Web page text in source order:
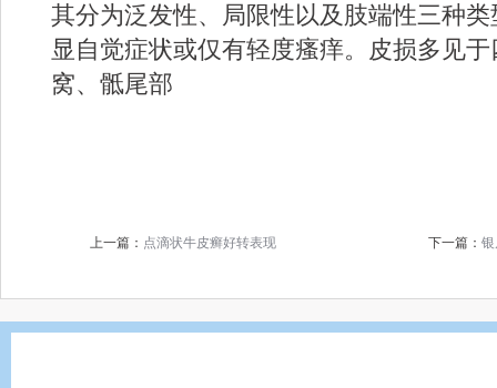
其分为泛发性、局限性以及肢端性三种
显自觉症状或仅有轻度瘙痒。皮损多见
窝、骶尾部
上一篇： 点滴状牛皮癣好转表现 下一篇：